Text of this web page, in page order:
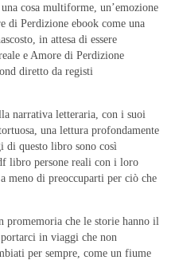
cosa multiforme, un’emozione
di Perdizione ebook come una
in attesa di essere
e Amore di Perdizione
diretto da registi
narrativa letteraria, con i suoi
una lettura profondamente
di questo libro sono così
libro persone reali con i loro
meno di preoccuparti per ciò che
che le storie hanno il
in viaggi che non
per sempre, come un fiume